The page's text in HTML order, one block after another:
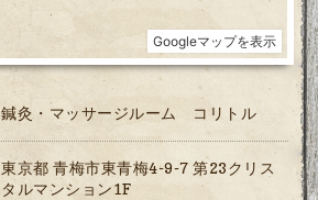
鍼灸・マッサージルーム コリトル
東京都 青梅市東青梅4-9-7 第23クリス
タルマンション1F